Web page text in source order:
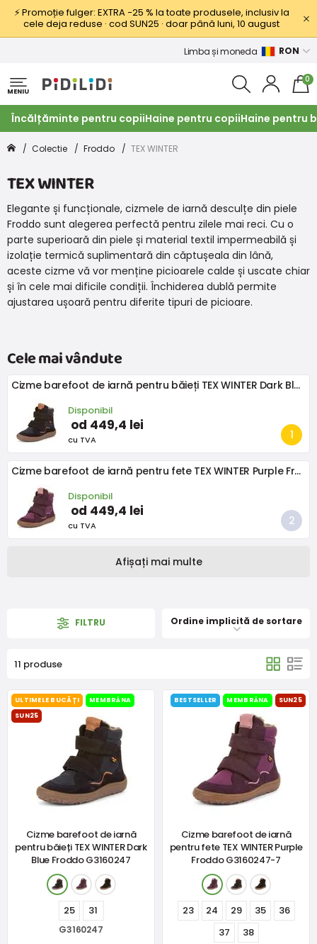
⚡ Promoție fulger: EXTRA −25 % la toate produsele, inclusiv la
cele deja reduse · cod SUN25 · doar până luni, 10 august
Limba și moneda RON
MENIU
0
Încălțăminte pentru copiiHaine pentru copiiHaine pentru
Colectie Froddo TEX WINTER
TEX WINTER
Elegante și funcționale, cizmele de iarnă desculțe din piele
Froddo sunt alegerea perfectă pentru zilele mai reci. Cu o
parte superioară din piele și material textil impermeabilă și
izolație termică suplimentară din căptușeala din lână,
aceste cizme vă vor menține picioarele calde și uscate chiar
și în cele mai dificile condiții. Închiderea dublă permite
ajustarea ușoară pentru diferite tipuri de picioare.
Cele mai vândute
Cizme barefoot de iarnă pentru băieți TEX WINTER Dark Blue Froddo G3160247
Disponibil
od 449,4 lei
cu TVA
Cizme barefoot de iarnă pentru fete TEX WINTER Purple Froddo G3160247-7
Disponibil
od 449,4 lei
cu TVA
Afișați mai multe
FILTRU Ordine implicită de sortare
11 produse
ULTIMELE BUCĂȚI
MEMBRÁNA
SUN25
Cizme barefoot de iarnă
pentru băieți TEX WINTER Dark
Blue Froddo G3160247
25 31
G3160247
BESTSELLER MEMBRÁNA SUN25
Cizme barefoot de iarnă
pentru fete TEX WINTER Purple
Froddo G3160247-7
23 24 29 35
36
37
38